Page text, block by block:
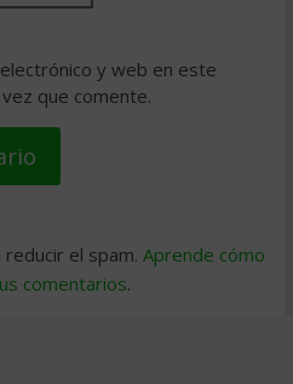
y web en este
que comente.
el spam. Aprende cómo
comentarios.